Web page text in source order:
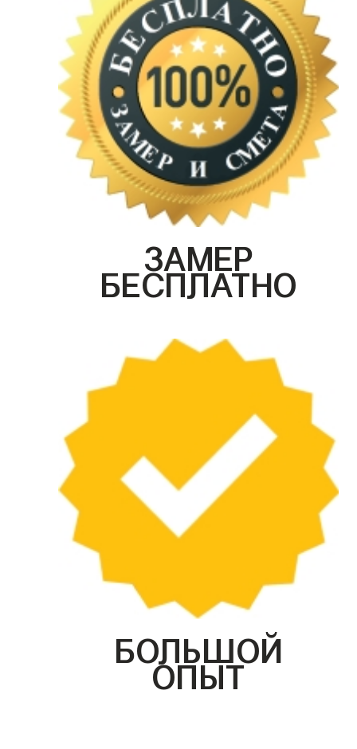
ЗАМЕР
БЕСПЛАТНО
БОЛЬШОЙ
ОПЫТ